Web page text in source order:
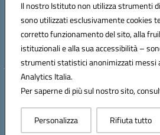
Il nostro Istituto non utilizza strumenti
sono utilizzati esclusivamente cookies
corretto funzionamento del sito, alla
istituzionali e alla sua accessibilità –
strumenti statistici anonimizzati messi
Analytics Italia.
Per saperne di più sul nostro sito,
Personalizza Rifiuta tutto
Annesse)
Codice meccanografico:CEVC01000B
Codice Indice delle Pubbliche
Codice unico di fatturazione (CUF): ZUT1RT
Hosting & Powered by
Concept & Design by